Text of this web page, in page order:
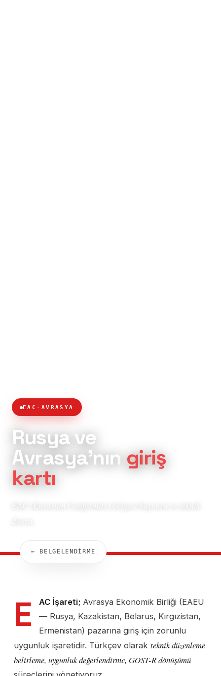
EAC · AVRASYA
Rusya ve
Avrasya'nıngiriş
kartı
← BELGELENDİRME
E AC İşareti; Avrasya Ekonomik Birliği (EAEU
— Rusya, Kazakistan, Belarus, Kırgızistan,
Ermenistan) pazarına giriş için zorunlu
uygunluk işaretidir. Türkçev olarak teknik düzenleme
belirleme, uygunluk değerlendirme, GOST-R dönüşümü